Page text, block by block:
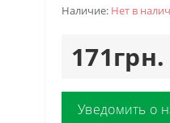
Наличие: Нет в
171грн.
Уведомить о